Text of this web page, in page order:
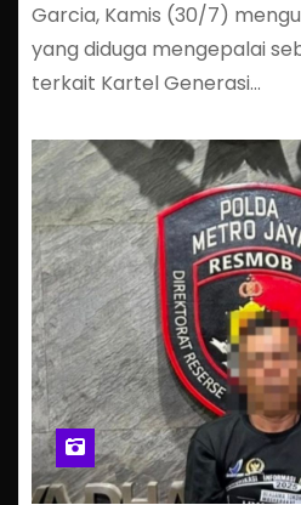
Garcia, Kamis (30/7)
yang diduga mengepalai
terkait Kartel Generasi…